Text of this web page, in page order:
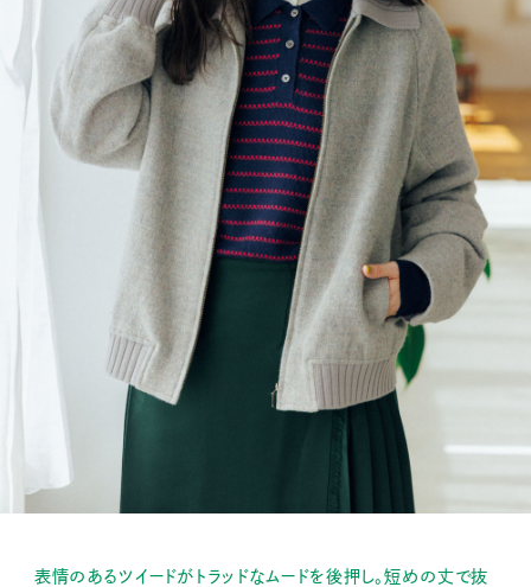
表情のあるツイードがトラッドなムードを後押し。短めの丈で抜